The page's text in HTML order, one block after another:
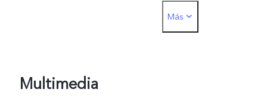
submarina
Más
Multimedia